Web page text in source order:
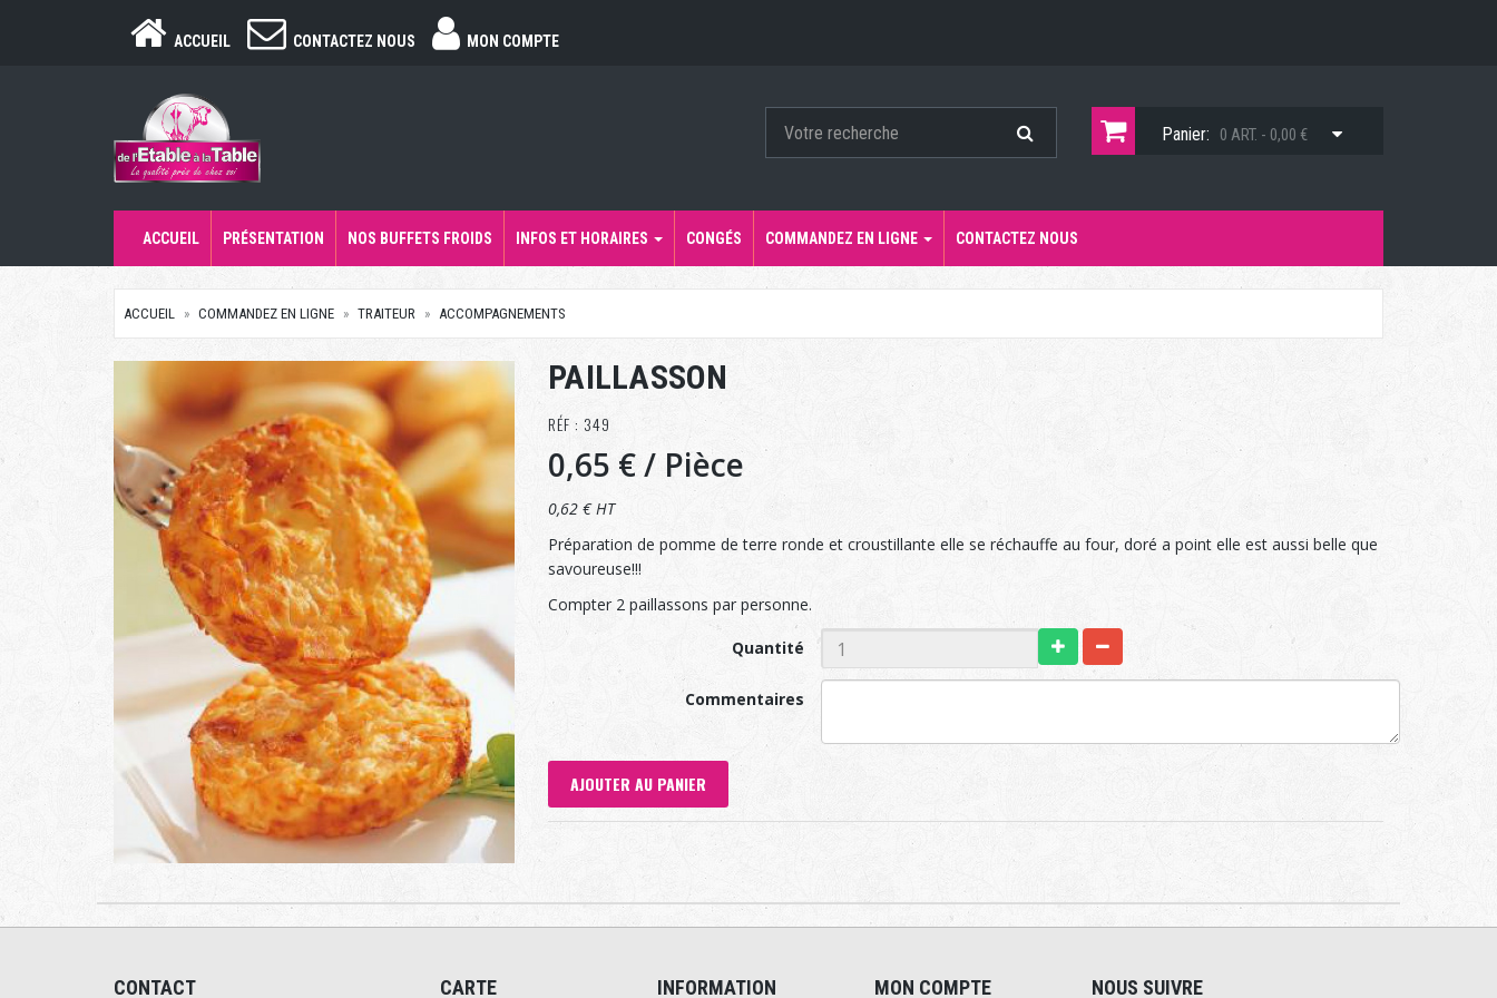
ACCUEIL CONTACTEZ NOUS MON COMPTE
Panier: 0 ART. - 0,00 €
ACCUEIL PRÉSENTATION NOS BUFFETS FROIDS INFOS ET HORAIRES CONGÉS COMMANDEZ EN LIGNE CONTACTEZ NOUS
ACCUEIL COMMANDEZ EN LIGNE TRAITEUR ACCOMPAGNEMENTS
PAILLASSON
RÉF : 349
0,65 €/ Pièce
0,62 € HT
Préparation de pomme de terre ronde et croustillante elle se réchauffe au four, doré a point elle est aussi belle que
savoureuse!!!
Compter 2 paillassons par personne.
Quantité
Commentaires
AJOUTER AU PANIER
CONTACT CARTE INFORMATION MON COMPTE NOUS SUIVRE